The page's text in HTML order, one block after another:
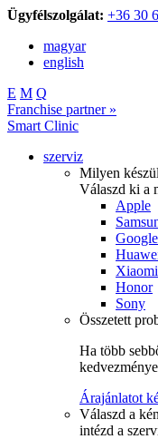
Ügyfélszolgálat: +36 30
magyar
english
E M Q
Franchise partner »
Smart Clinic
szerviz
Milyen
Válaszd ki a
Apple
Google
Xiaomi
Honor
Sony
Összetett
Ha több
Árajánlatot
Válaszd a
intézd a